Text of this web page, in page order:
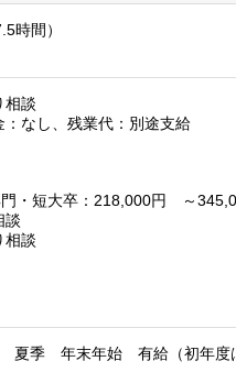
時間）
相談
、残業代：別途支給
門・短大卒：218,000円 ～
談
相談
夏季 年末年始 有給（初年